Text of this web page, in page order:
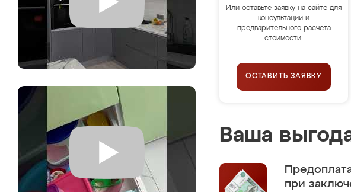
Или оставьте заявку на сайте для
консультации и
предварительного расчёта
стоимости.
ОСТАВИТЬ ЗАЯВКУ
Ваша
при